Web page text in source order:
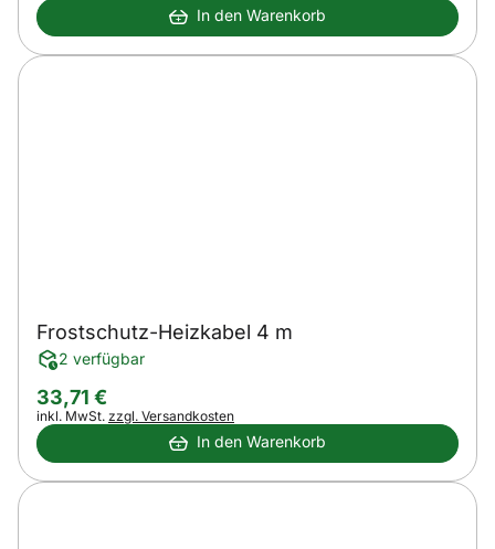
In den Warenkorb
Frostschutz-Heizkabel 4 m
2 verfügbar
33,71 €
Steuerhinweis:
inkl. MwSt. zzgl. Versandkosten
In den Warenkorb